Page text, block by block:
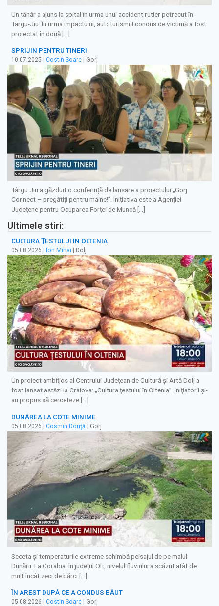
Un tânăr a ajuns la spital în urma unui accident rutier petrecut în
Târgu-Jiu. În urma impactului, autoturismul condus de victimă a fost
proiectat în două […]
SPRIJIN PENTRU TINERI
10.07.2025 Costin Soare | Gorj
Târgu Jiu a găzduit o conferință de lansare a proiectului „Gorj
Connect – pregătiți pentru mâine!”. Inițiativa este a Agenției
Județene pentru Ocuparea Forței de Muncă […]
Ultimele stiri:
CULTURA ŢESTULUI ÎN OLTENIA
05.08.2026 Ion Mihai | Dolj
Un proiect ambiţios al Centrului Judeţean de Cultură şi Artă Dolj a
fost lansat astăzi la Craiova: „Cultura ţestului în Oltenia”. Iniţiatorii şi-
au propus să cerceteze […]
DUNĂREA LA COTE MINIME
05.08.2026 | Cosmin Doriță | Gorj
Seceta și temperaturile extreme schimbă peisajul de pe malul
Dunării. La Corabia, în județul Olt, nivelul fluviului a scăzut atât de
mult încât zeci de bărci […]
ÎN AREST DUPĂ CE A CONDUS BĂUT
05.08.2026 Costin Soare | Gorj